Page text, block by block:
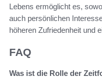
Lebens ermöglicht es,
auch persönlichen
höheren Zufriedenheit und
FAQ
Was ist die Rolle der